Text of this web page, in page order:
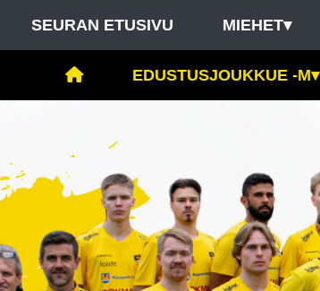
SEURAN ETUSIVU MIEHET▾
EDUSTUSJOUKKUE -M▾